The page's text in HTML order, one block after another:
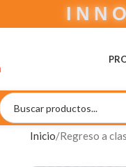
Inicio Regreso a